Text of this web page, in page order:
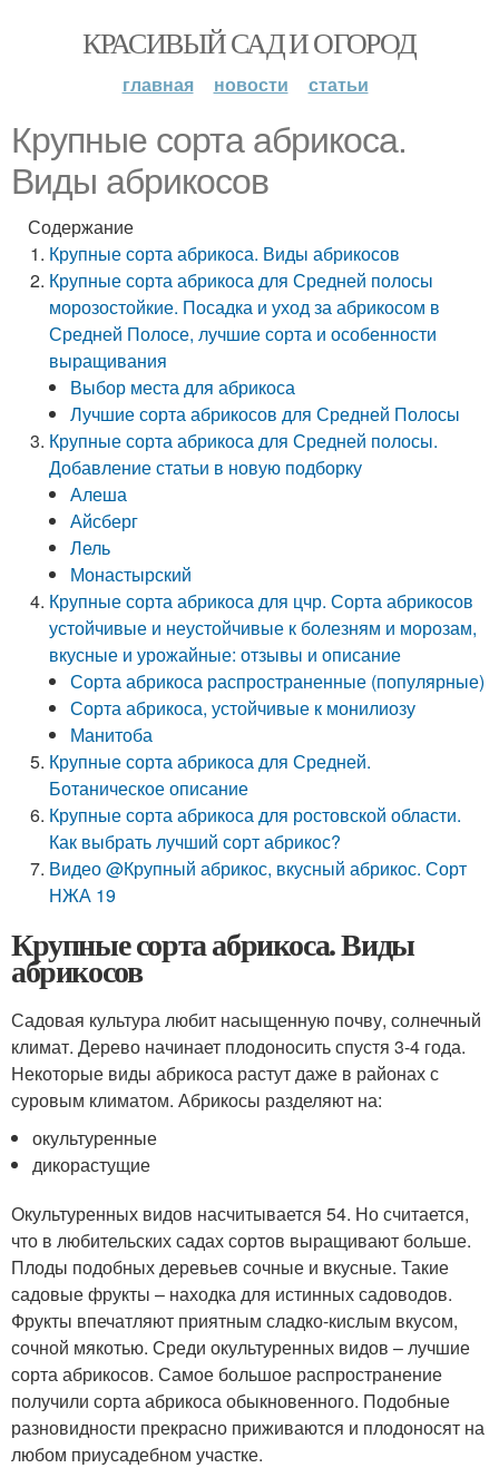
КРАСИВЫЙ САД И ОГОРОД
главная новости статьи
Крупные сорта абрикоса.
Виды абрикосов
Содержание
Крупные сорта абрикоса. Виды абрикосов
Крупные сорта абрикоса для Средней полосы
морозостойкие. Посадка и уход за абрикосом в
Средней Полосе, лучшие сорта и особенности
выращивания
Выбор места для абрикоса
Лучшие сорта абрикосов для Средней Полосы
Крупные сорта абрикоса для Средней полосы.
Добавление статьи в новую подборку
Алеша
Айсберг
Лель
Монастырский
Крупные сорта абрикоса для цчр. Сорта абрикосов
устойчивые и неустойчивые к болезням и морозам,
вкусные и урожайные: отзывы и описание
Сорта абрикоса распространенные (популярные)
Сорта абрикоса, устойчивые к монилиозу
Манитоба
Крупные сорта абрикоса для Средней.
Ботаническое описание
Крупные сорта абрикоса для ростовской области.
Как выбрать лучший сорт абрикос?
Видео @Крупный абрикос, вкусный абрикос. Сорт
НЖА 19
Крупные сорта абрикоса. Виды
абрикосов
Садовая культура любит насыщенную почву, солнечный
климат. Дерево начинает плодоносить спустя 3-4 года.
Некоторые виды абрикоса растут даже в районах с
суровым климатом. Абрикосы разделяют на:
окультуренные
дикорастущие
Окультуренных видов насчитывается 54. Но считается,
что в любительских садах сортов выращивают больше.
Плоды подобных деревьев сочные и вкусные. Такие
садовые фрукты – находка для истинных садоводов.
Фрукты впечатляют приятным сладко-кислым вкусом,
сочной мякотью. Среди окультуренных видов – лучшие
сорта абрикосов. Самое большое распространение
получили сорта абрикоса обыкновенного. Подобные
разновидности прекрасно приживаются и плодоносят на
любом приусадебном участке.